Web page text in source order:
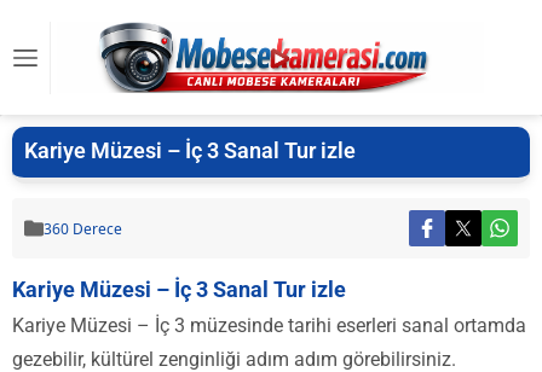
Kariye Müzesi – İç 3 Sanal Tur izle
360 Derece
Kariye Müzesi – İç 3 Sanal Tur izle
Kariye Müzesi – İç 3 müzesinde tarihi eserleri sanal ortamda
gezebilir, kültürel zenginliği adım adım görebilirsiniz.